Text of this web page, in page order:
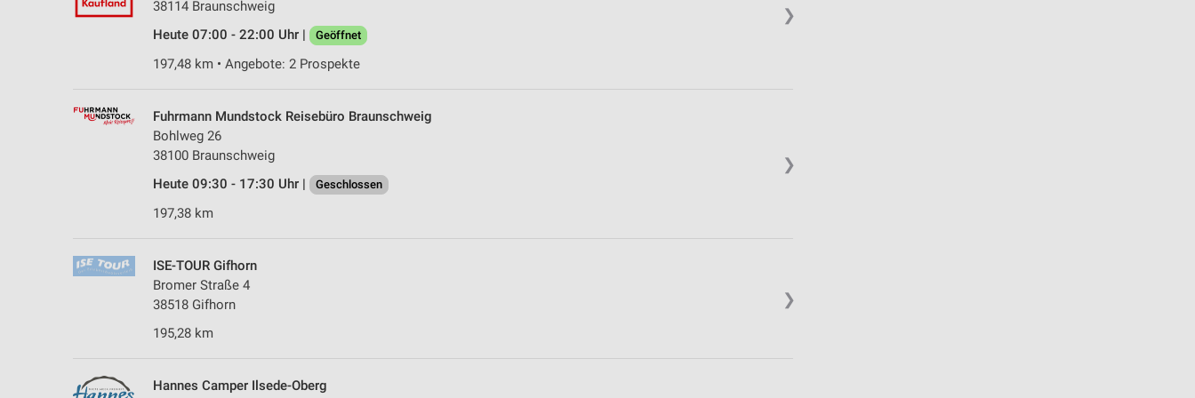
❯
38114 Braunschweig
Heute 07:00 - 22:00 Uhr |
Geöffnet
197,48 km • Angebote: 2 Prospekte
❯
Fuhrmann Mundstock Reisebüro Braunschweig
Bohlweg 26
38100 Braunschweig
Heute 09:30 - 17:30 Uhr |
Geschlossen
197,38 km
❯
ISE-TOUR Gifhorn
Bromer Straße 4
38518 Gifhorn
195,28 km
Hannes Camper Ilsede-Oberg